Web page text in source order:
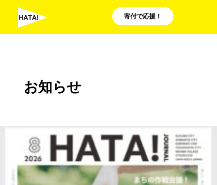
を
寄付で応援！
お知らせ
作